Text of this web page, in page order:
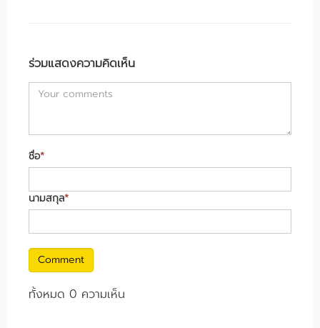
ร่วมแสดงความคิดเห็น
ชื่อ*
นามสกุล*
Comment
ทั้งหมด 0 ความเห็น